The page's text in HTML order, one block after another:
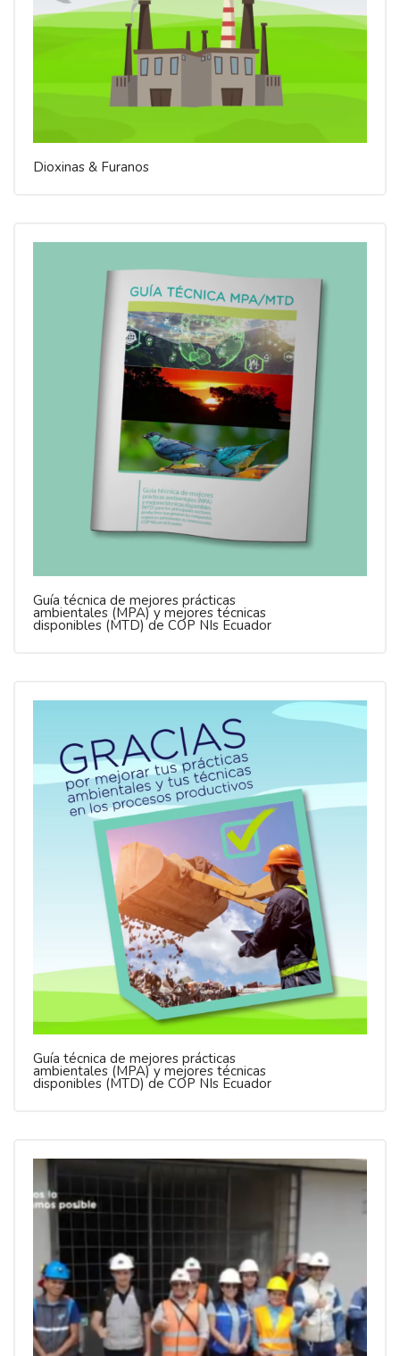
Dioxinas & Furanos
Guía técnica de mejores prácticas
ambientales (MPA) y mejores técnicas
disponibles (MTD) de COP NIs Ecuador
Guía técnica de mejores prácticas
ambientales (MPA) y mejores técnicas
disponibles (MTD) de COP NIs Ecuador